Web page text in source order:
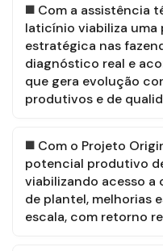
Com a assistência
laticínio viabiliza
estratégica nas
diagnóstico real e
que gera evolução
produtivos e de
Com o Projeto
potencial produtivo
viabilizando acesso
de plantel, melhorias
escala, com retorno